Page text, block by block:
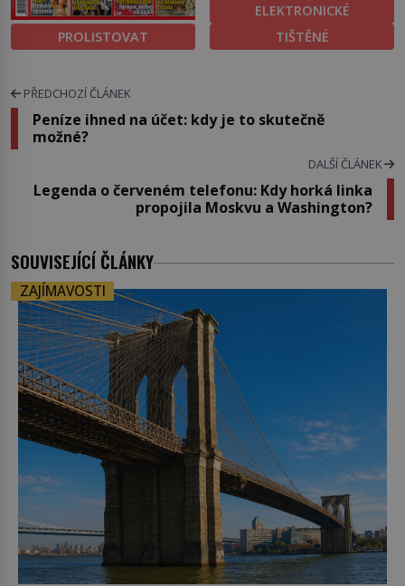
PROLISTOVAT
ELEKTRONICKÉ
TIŠTĚNÉ
PŘEDCHOZÍ ČLÁNEK
Peníze ihned na účet: kdy je to skutečně
možné?
DALŠÍ ČLÁNEK
Legenda o červeném telefonu: Kdy horká linka
propojila Moskvu a Washington?
SOUVISEJÍCÍ ČLÁNKY
ZAJÍMAVOSTI